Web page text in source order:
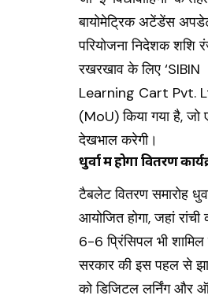
बायोमेट्रिक अटेंडेंस
परियोजना निदेशक
रखरखाव के लिए ‘SIBIN
Learning Cart Pvt.
(MoU) किया गया है,
देखभाल करेगी।
धुर्वा में होगा वितरण
टैबलेट वितरण समारोह
आयोजित होगा, जहां
6-6 प्रिंसिपल भी शामिल
सरकार की इस पहल से
को डिजिटल लर्निंग और